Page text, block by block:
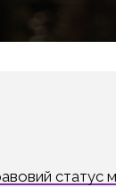
статус